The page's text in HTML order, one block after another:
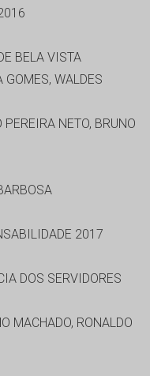
BELA VISTA
GOMES, WALDES
NETO, BRUNO
2017
DOS SERVIDORES
MACHADO, RONALDO